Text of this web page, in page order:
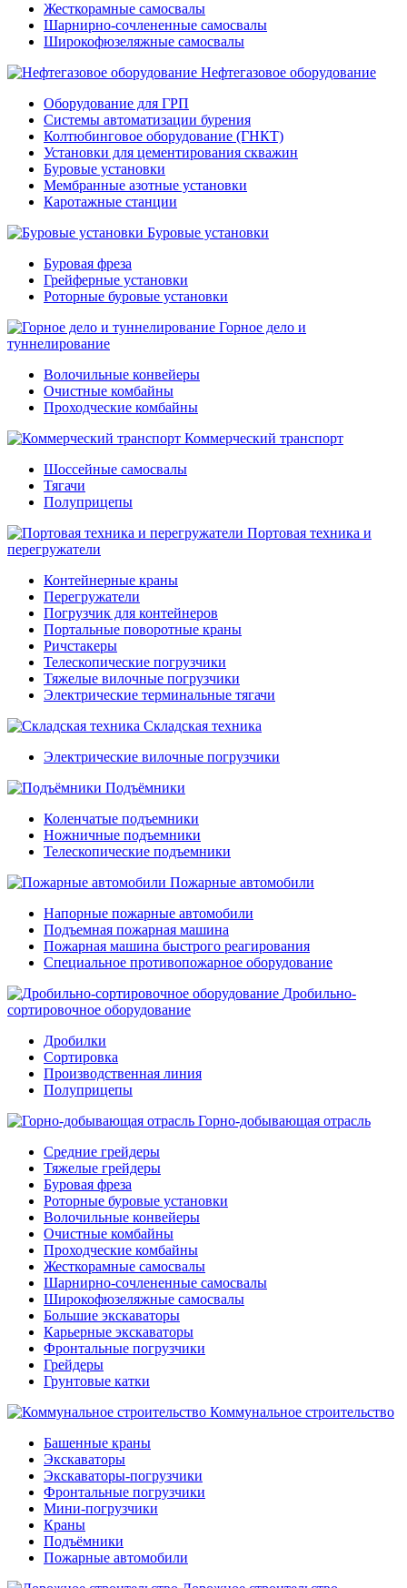
Жесткорамные самосвалы
Шарнирно-сочлененные самосвалы
Широкофюзеляжные самосвалы
Нефтегазовое оборудование
Оборудование для ГРП
Системы автоматизации бурения
Колтюбинговое оборудование (ГНКТ)
Установки для цементирования скважин
Буровые установки
Мембранные азотные установки
Каротажные станции
Буровые установки
Буровая фреза
Грейферные установки
Роторные буровые установки
Горное дело и
туннелирование
Волочильные конвейеры
Очистные комбайны
Проходческие комбайны
Коммерческий транспорт
Шоссейные самосвалы
Тягачи
Полуприцепы
Портовая техника и
перегружатели
Контейнерные краны
Перегружатели
Погрузчик для контейнеров
Портальные поворотные краны
Ричстакеры
Телескопические погрузчики
Тяжелые вилочные погрузчики
Электрические терминальные тягачи
Складская техника
Электрические вилочные погрузчики
Подъёмники
Коленчатые подъемники
Ножничные подъемники
Телескопические подъемники
Пожарные автомобили
Напорные пожарные автомобили
Подъемная пожарная машина
Пожарная машина быстрого реагирования
Специальное противопожарное оборудование
Дробильно-
сортировочное оборудование
Дробилки
Сортировка
Производственная линия
Полуприцепы
Горно-добывающая отрасль
Средние грейдеры
Тяжелые грейдеры
Буровая фреза
Роторные буровые установки
Волочильные конвейеры
Очистные комбайны
Проходческие комбайны
Жесткорамные самосвалы
Шарнирно-сочлененные самосвалы
Широкофюзеляжные самосвалы
Большие экскаваторы
Карьерные экскаваторы
Фронтальные погрузчики
Грейдеры
Грунтовые катки
Коммунальное строительство
Башенные краны
Экскаваторы
Экскаваторы-погрузчики
Фронтальные погрузчики
Мини-погрузчики
Краны
Подъёмники
Пожарные автомобили